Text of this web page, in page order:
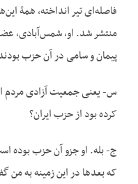
فاصله‌ای تیر انداخته، همۀ
منتشر شد. او، شمس‌آبادی،
پیمان و سامی در آن حزب
س- یعنی جمعیت آزادی مردم
کرده بود از حزب ایران؟
ج- بله. او جزو آن حزب بوده
که بعدها در این زمینه به من